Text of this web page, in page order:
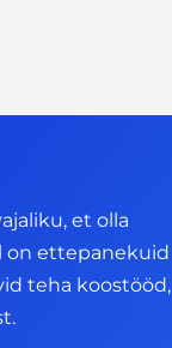
et olla
on ettepanekuid
teha koostööd,